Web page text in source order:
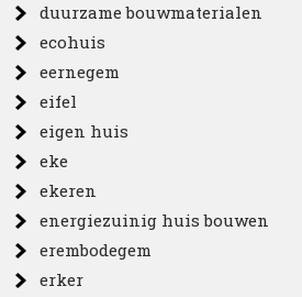
duurzame bouwmaterialen
ecohuis
eernegem
eifel
eigen huis
eke
ekeren
energiezuinig huis bouwen
erembodegem
erker